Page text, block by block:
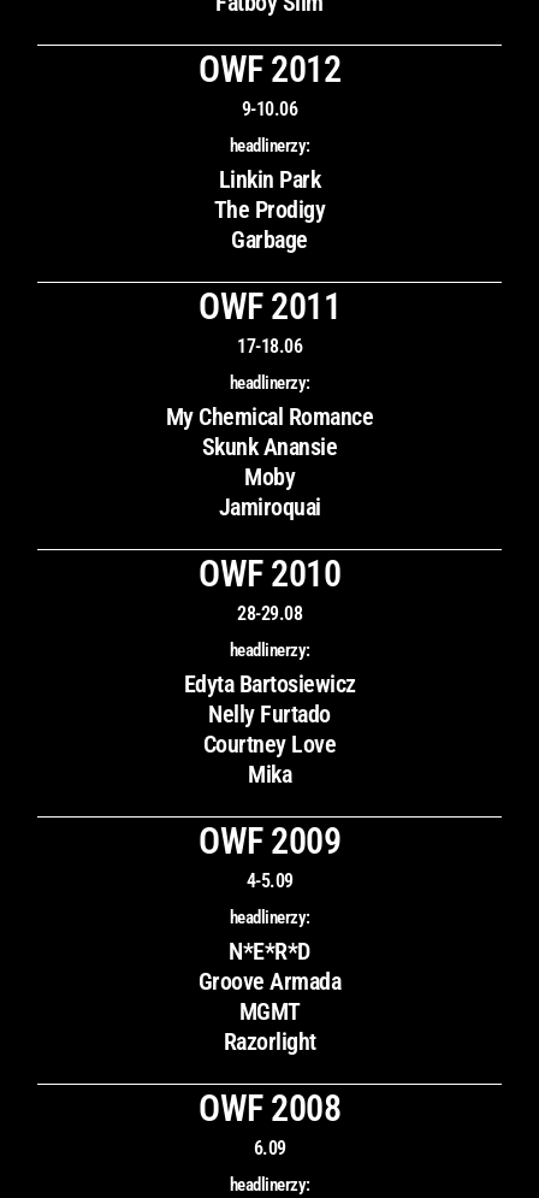
OWF 2012
9-10.06
headlinerzy:
Linkin Park
The Prodigy
Garbage
OWF 2011
17-18.06
headlinerzy:
My Chemical Romance
Skunk Anansie
Moby
Jamiroquai
OWF 2010
28-29.08
headlinerzy:
Edyta Bartosiewicz
Nelly Furtado
Courtney Love
Mika
OWF 2009
4-5.09
headlinerzy:
N*E*R*D
Groove Armada
MGMT
Razorlight
OWF 2008
6.09
headlinerzy: